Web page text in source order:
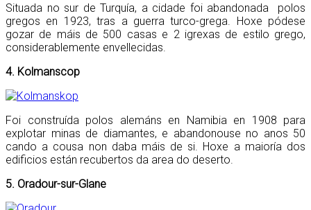
Situada no sur de Turquía, a cidade foi abandonada polos
gregos en 1923, tras a guerra turco-grega. Hoxe pódese
gozar de máis de 500 casas e 2 igrexas de estilo grego,
considerablemente envellecidas.
4. Kolmanscop
Foi construída polos alemáns en Namibia en 1908 para
explotar minas de diamantes, e abandonouse no anos 50
cando a cousa non daba máis de si. Hoxe a maioría dos
edificios están recubertos da area do deserto.
5. Oradour-sur-Glane